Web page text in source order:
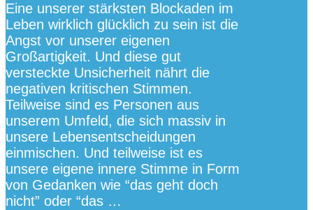
Eine unserer stärksten Blockaden im
Leben wirklich glücklich zu sein ist die
Angst vor unserer eigenen
Großartigkeit. Und diese gut
versteckte Unsicherheit nährt die
negativen kritischen Stimmen.
Teilweise sind es Personen aus
unserem Umfeld, die sich massiv in
unsere Lebensentscheidungen
einmischen. Und teilweise ist es
unsere eigene innere Stimme in Form
von Gedanken wie “das geht doch
nicht” oder “das …